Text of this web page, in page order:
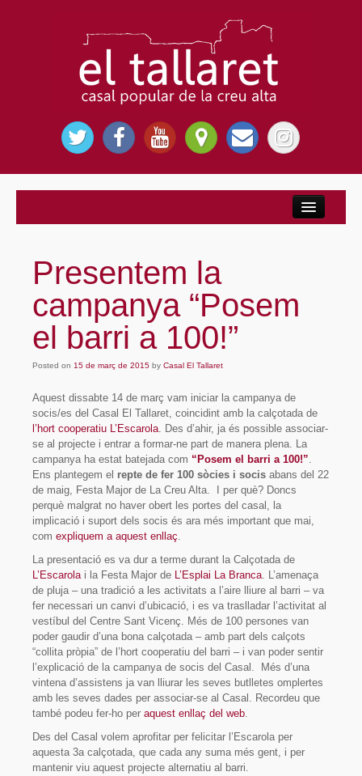
El Casal Popular
Per què El Tallaret?
Entitats
Sòcies i socis
Organització
On som?
Projecte
Activitats
Parelles lingüístiques
Material
Documents fundacionals
Octavetes
Plafons
Videos
Participa
Fes-te soci/sòcia!
Presentem la
campanya “Posem
el barri a 100!”
Posted on 15 de març de 2015 by Casal El Tallaret
Aquest dissabte 14 de març vam iniciar la campanya de
socis/es del Casal El Tallaret, coincidint amb la calçotada de
l’hort cooperatiu L’Escarola. Des d’ahir, ja és possible associar-
se al projecte i entrar a formar-ne part de manera plena. La
campanya ha estat batejada com “Posem el barri a 100!”.
Ens plantegem el repte de fer 100 sòcies i socis abans del 22
de maig, Festa Major de La Creu Alta. I per què? Doncs
perquè malgrat no haver obert les portes del casal, la
implicació i suport dels socis és ara més important que mai,
com expliquem a aquest enllaç.
La presentació es va dur a terme durant la Calçotada de
L’Escarolai la Festa Major de L’Esplai La Branca. L’amenaça
de pluja – una tradició a les activitats a l’aire lliure al barri – va
fer necessari un canvi d’ubicació, i es va traslladar l’activitat al
vestíbul del Centre Sant Vicenç. Més de 100 persones van
poder gaudir d’una bona calçotada – amb part dels calçots
“collita pròpia” de l’hort cooperatiu del barri – i van poder sentir
l’explicació de la campanya de socis del Casal. Més d’una
vintena d’assistens ja van lliurar les seves butlletes omplertes
amb les seves dades per associar-se al Casal. Recordeu que
també podeu fer-ho per aquest enllaç del web.
Des del Casal volem aprofitar per felicitar l’Escarola per
aquesta 3a calçotada, que cada any suma més gent, i per
mantenir viu aquest projecte alternatiu al barri.